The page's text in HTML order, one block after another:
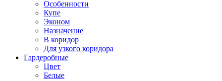
Особенности
Купе
Эконом
Назначение
В коридор
Для узкого коридора
Гардеробные
Цвет
Белые